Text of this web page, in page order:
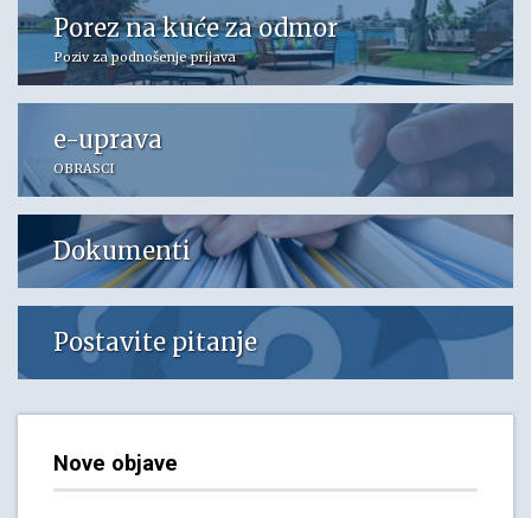
Porez na kuće za odmor
Poziv za podnošenje prijava
e-uprava
OBRASCI
Dokumenti
Postavite pitanje
Nove objave